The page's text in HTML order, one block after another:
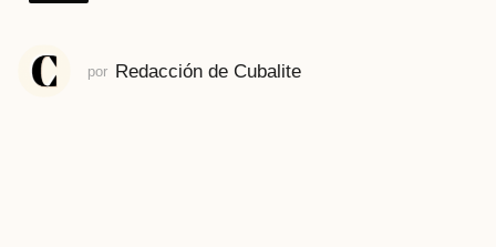
o
por Redacción de Cubalite